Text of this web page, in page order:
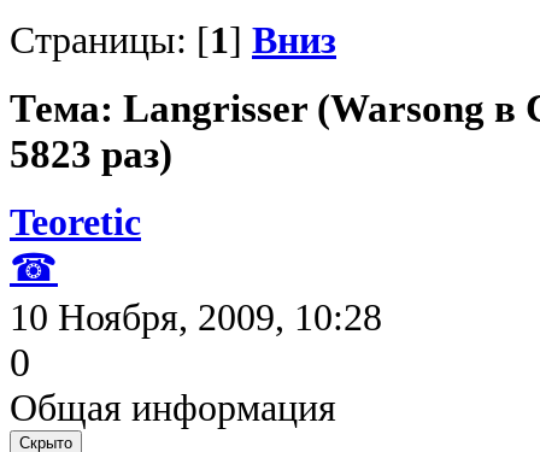
Страницы: [1] Вниз
Тема: Langrisser (Warsong
5823 раз)
Teoretic
☎
10 Ноября, 2009, 10:28
0
Общая информация